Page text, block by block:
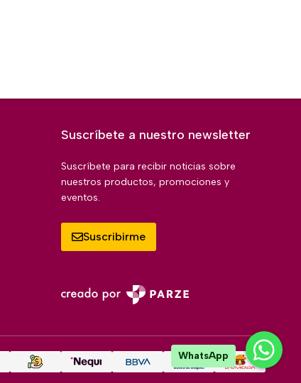
Suscríbete a nuestro newsletter
Suscríbete para recibir noticias sobre
nuestros productos, promociones y
eventos.
Suscribirme
WhatsApp